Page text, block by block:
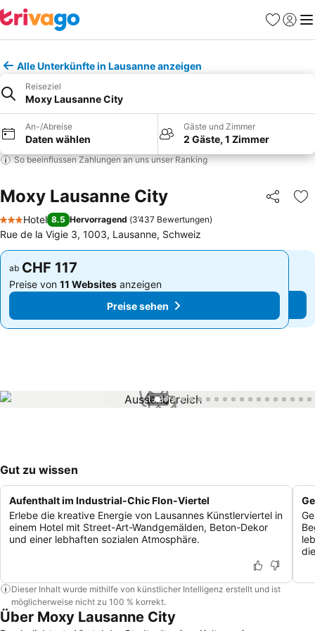
Favoriten
Alle Unterkünfte in Lausanne anzeigen
Reiseziel
Moxy Lausanne City
An-/Abreise
Daten wählen
Gäste und Zimmer
2 Gäste, 1 Zimmer
So beeinflussen Zahlungen an uns unser Ranking
Moxy Lausanne City Teilen
3 Sterne
Hotel 8.5 Hervorragend (3’437 Bewertungen)
Rue de la Vigie 3, 1003, Lausanne, Schweiz
ab CHF 117
Preise von 11 Websitesanzeigen
Preise sehen
ab CHF 117
Preise von 11 Websites anzeigen
Preise sehen
1 / 37
Gut zu wissen
Aufenthalt im Industrial-Chic Flon-Viertel
Erlebe die kreative Energie von Lausannes Künstlerviertel in
einem Hotel mit Street-Art-Wandgemälden, Beton-Dekor
und einer lebhaften sozialen Atmosphäre.
Dieser Inhalt wurde mithilfe von künstlicher Intelligenz erstellt und ist
möglicherweise nicht zu 100 % korrekt.
Über Moxy Lausanne City